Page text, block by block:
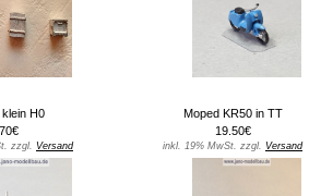
H0
zzgl. Versand
Moped KR50 in TT
19.50€
inkl. 19% MwSt. zzgl. Versand